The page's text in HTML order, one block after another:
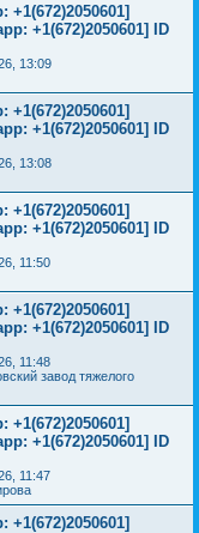
+1(672)2050601] ID
13:09
+1(672)2050601] ID
13:08
+1(672)2050601] ID
11:50
+1(672)2050601] ID
11:48
завод тяжелого
+1(672)2050601] ID
11:47